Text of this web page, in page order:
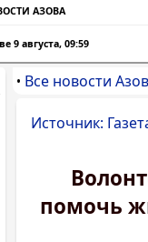
АЗОВА
9 августа, 09:59
• Все новости
Источник:
помочь